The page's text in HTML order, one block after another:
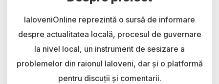
IaloveniOnline reprezintă o sursă de informare
despre actualitatea locală, procesul de guvernare
la nivel local, un instrument de sesizare a
problemelor din raionul Ialoveni, dar și o platformă
pentru discuții și comentarii.